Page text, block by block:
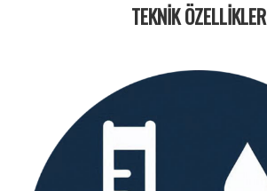
TEKNİK ÖZELLİKLER